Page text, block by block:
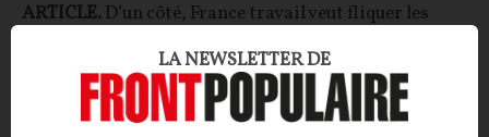
ARTICLE.D’un côté, France travail veut fliquer les
artificielle. De l’autre, le Sénat passe sous silence un
rapport sur la souffrance au travail. Les deux revers
de la médaille du travail sous la macronie.
LA NEWSLETTER DE